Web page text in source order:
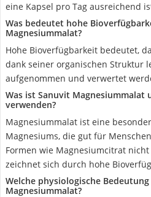
eine Kapsel pro Tag ausreichend
Was bedeutet hohe
Magnesiummalat?
Hohe Bioverfügbarkeit bedeutet,
dank seiner organischen Struktur
aufgenommen und verwertet
Was ist Sanuvit Magnesiummalat
verwenden?
Magnesiummalat ist eine
Magnesiums, die gut für
Formen wie Magnesiumcitrat
zeichnet sich durch hohe
Welche physiologische
Magnesiummalat?